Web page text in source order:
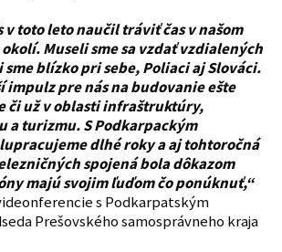
v toto leto naučil tráviť čas v našom
Museli sme sa vzdať vzdialených
blízko pri sebe, Poliaci aj Slováci.
impulz pre nás na budovanie ešte
či už v oblasti infraštruktúry,
a turizmu. S Podkarpackým
dlhé roky a aj tohtoročná
spojená bola dôkazom
majú svojim ľuďom čo ponúknuť,“
s Podkarpatským
Prešovského samosprávneho kraja